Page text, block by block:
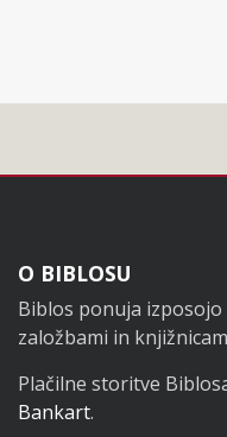
Noga
O BIBLOSU
Biblos ponuja
založbami in
Plačilne storitve
Bankart.